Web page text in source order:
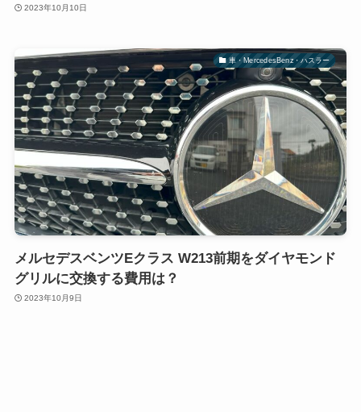
2023年10月10日
車・MercedesBenz・ハスラー
メルセデスベンツEクラス W213前期をダイヤモンド
グリルに交換する費用は？
2023年10月9日